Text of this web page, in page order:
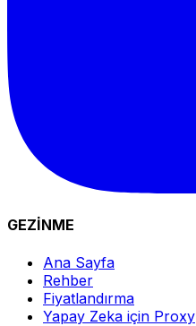
GEZİNME
Ana Sayfa
Rehber
Fiyatlandırma
Yapay Zeka için Proxy